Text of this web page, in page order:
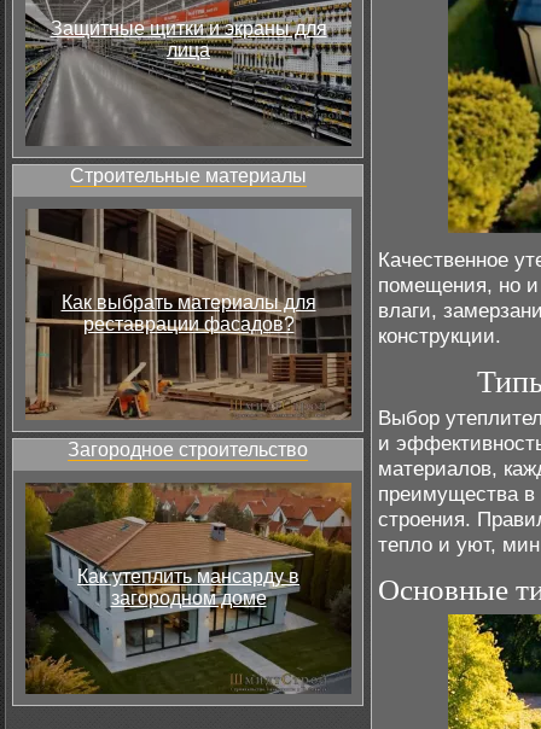
Защитные щитки и экраны для
лица
Строительные материалы
Как выбрать материалы для
реставрации фасадов?
Загородное строительство
Как утеплить мансарду в
загородном доме
Качественное
помещения, но
влаги,
конструкции.
Выбор
и
материалов,
преимущества в
строения.
тепло и уют,
Основные